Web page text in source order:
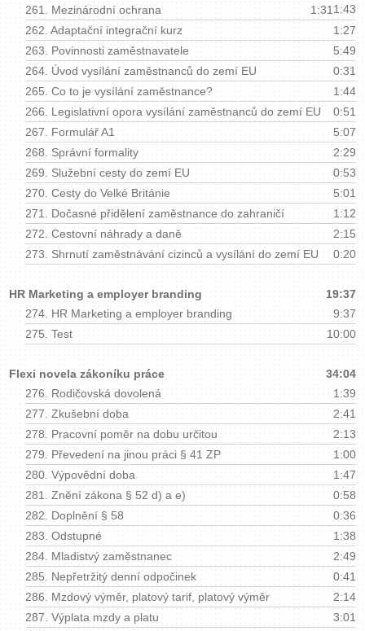
1:43
261. Mezinárodní ochrana
1:31
262. Adaptační integrační kurz
1:27
263. Povinnosti zaměstnavatele
5:49
264. Úvod vysílání zaměstnanců do zemí EU
0:31
265. Co to je vysílání zaměstnance?
1:44
266. Legislativní opora vysílání zaměstnanců do zemí EU
0:51
267. Formulář A1
5:07
268. Správní formality
2:29
269. Služební cesty do zemí EU
0:53
270. Cesty do Velké Británie
5:01
271. Dočasné přidělení zaměstnance do zahraničí
1:12
272. Cestovní náhrady a daně
2:15
273. Shrnutí zaměstnávání cizinců a vysílání do zemí EU 0:20
HR Marketing a employer branding
19:37
274. HR Marketing a employer branding
9:37
275. Test 10:00
Flexi novela zákoníku práce
34:04
276. Rodičovská dovolená
1:39
277. Zkušební doba
2:41
278. Pracovní poměr na dobu určitou
2:13
279. Převedení na jinou práci § 41 ZP
1:00
280. Výpovědní doba
1:47
281. Znění zákona § 52 d) a e)
0:58
282. Doplnění § 58
0:36
283. Odstupné
1:38
284. Mladistvý zaměstnanec
2:49
285. Nepřetržitý denní odpočinek
0:41
286. Mzdový výměr, platový tarif, platový výměr
2:14
287. Výplata mzdy a platu
3:01